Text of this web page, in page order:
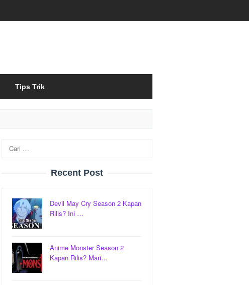
Tips Trik
Cari
untuk:
Recent Post
Devil May Cry Season 2 Kapan
Rilis? Ini …
Anime Monster Season 2
Kapan Rilis? Mari…